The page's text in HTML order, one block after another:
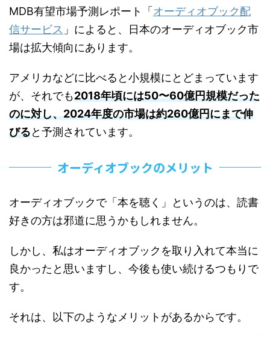
MDB有望市場予測レポート「オーディオブック配
信サービス 」によると、日本のオーディオブック市
場は拡大傾向にあります。
アメリカなどに比べると小規模にとどまっています
が、それでも2018年頃には50〜60億円規模だった
のに対し、2024年度の市場は約260億円にまで伸
びると予測されています。
オーディオブックのメリット
オーディオブックで「本を聴く」というのは、読書
好きの方は邪道に思うかもしれません。
しかし、私はオーディオブックを取り入れて本当に
良かったと思いますし、今後も使い続けるつもりで
す。
それは、以下のようなメリットがあるからです。